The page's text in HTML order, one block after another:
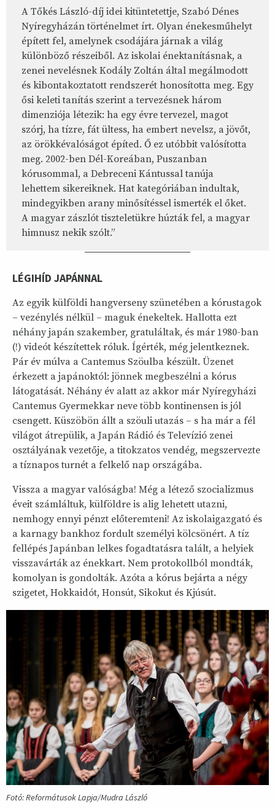
A Tőkés László-díj idei kitüntetettje, Szabó Dénes
Nyíregyházán történelmet írt. Olyan énekesműhelyt
épített fel, amelynek csodájára járnak a világ
különböző részeiből. Az iskolai énektanításnak, a
zenei nevelésnek Kodály Zoltán által megálmodott
és kibontakoztatott rendszerét honosította meg. Egy
ősi keleti tanítás szerint a tervezésnek három
dimenziója létezik: ha egy évre tervezel, magot
szórj, ha tízre, fát ültess, ha embert nevelsz, a jövőt,
az örökkévalóságot építed. Ő ez utóbbit valósította
meg. 2002-ben Dél-Koreában, Puszanban
kórusommal, a Debreceni Kántussal tanúja
lehettem sikereiknek. Hat kategóriában indultak,
mindegyikben arany minősítéssel ismerték el őket.
A magyar zászlót tiszteletükre húzták fel, a magyar
himnusz nekik szólt.”
LÉGIHÍD JAPÁNNAL
Az egyik külföldi hangverseny szünetében a kórustagok
– vezénylés nélkül – maguk énekeltek. Hallotta ezt
néhány japán szakember, gratuláltak, és már 1980-ban
(!) videót készítettek róluk. Ígérték, még jelentkeznek.
Pár év múlva a Cantemus Szöulba készült. Üzenet
érkezett a japánoktól: jönnek megbeszélni a kórus
látogatását. Néhány év alatt az akkor már Nyíregyházi
Cantemus Gyermekkar neve több kontinensen is jól
csengett. Küszöbön állt a szöuli utazás – s ha már a fél
világot átrepülik, a Japán Rádió és Televízió zenei
osztályának vezetője, a titokzatos vendég, megszervezte
a tíznapos turnét a felkelő nap országába.
Vissza a magyar valóságba! Még a létező szocializmus
éveit számláltuk, külföldre is alig lehetett utazni,
nemhogy ennyi pénzt előteremteni! Az iskolaigazgató és
a karnagy bankhoz fordult személyi kölcsönért. A tíz
fellépés Japánban lelkes fogadtatásra talált, a helyiek
visszavárták az énekkart. Nem protokollból mondták,
komolyan is gondolták. Azóta a kórus bejárta a négy
szigetet, Hokkaidót, Honsút, Sikokut és Kjúsút.
Fotó: Reformátusok Lapja/Mudra László